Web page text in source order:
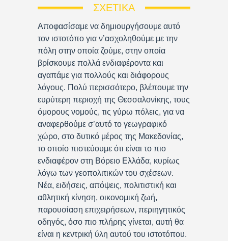
ΣΧΕΤΙΚΆ
Αποφασίσαμε να δημιουργήσουμε αυτό
τον ιστοτόπο για ν’ασχοληθούμε με την
πόλη στην οποία ζούμε, στην οποία
βρίσκουμε πολλά ενδιαφέροντα και
αγαπάμε για πολλούς και διάφορους
λόγους. Πολύ περισσότερο, βλέπουμε την
ευρύτερη περιοχή της Θεσσαλονίκης, τους
όμορους νομούς, τις γύρω πόλεις, για να
αναφερθούμε σ’αυτό το γεωγραφικό
χώρο, στο δυτικό μέρος της Μακεδονίας,
το οποίο πιστεύουμε ότι είναι το πιο
ενδιαφέρον στη Βόρειο Ελλάδα, κυρίως
λόγω των γεοπολιτικών του σχέσεων.
Νέα, ειδήσεις, απόψεις, πολιτιστική και
αθλητική κίνηση, οικονομική ζωή,
παρουσίαση επιχειρήσεων, περιηγητικός
οδηγός, όσο πιο πλήρης γίνεται, αυτή θα
είναι η κεντρική ύλη αυτού του ιστοτόπου.